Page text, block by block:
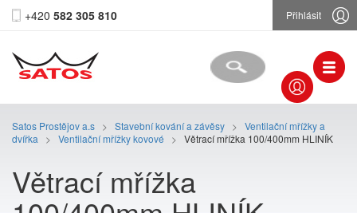
+420 582 305 810 Přihlásit
Satos Prostějov a.s > Stavební kování a závěsy >
Ventilační mřížky a
dvířka
> Ventilační mřížky kovové > Větrací mřížka 100/400mm HLINÍK
Větrací mřížka